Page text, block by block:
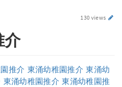
130 views
介
推介 東涌幼稚園推介 東涌幼
東涌幼稚園推介 東涌幼稚園推